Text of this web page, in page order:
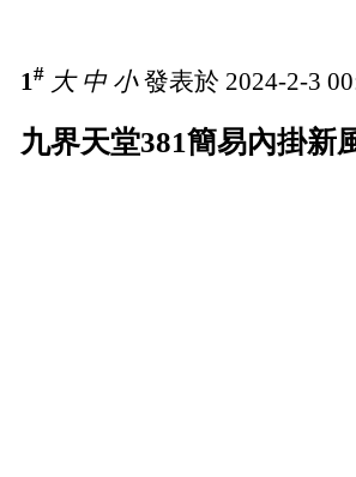
1# 大 中 小發表於 2024-2-3
九界天堂381簡易內掛新